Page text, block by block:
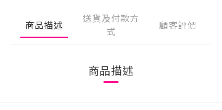
商品描述
送貨及付款方
式
顧客評價
商品描述